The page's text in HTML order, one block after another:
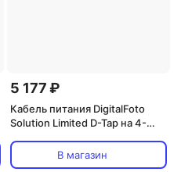
5 177 ₽
Кабель питания DigitalFoto
Solution Limited D-Tap на 4-
угловым креплением для
камер Canon C300 Mark
В магазин